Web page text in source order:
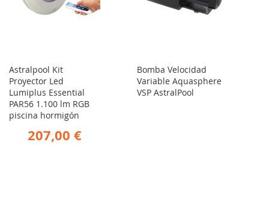
Astralpool Kit
Proyector Led
Lumiplus Essential
PAR56 1.100 lm RGB
piscina hormigón
207,00 €
Bomba Velocidad
Variable Aquasphere
VSP AstralPool